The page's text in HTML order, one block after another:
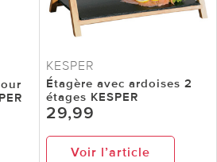
KESPER
Étagère avec ardoises 2
étages KESPER
29,99
Voir l’article